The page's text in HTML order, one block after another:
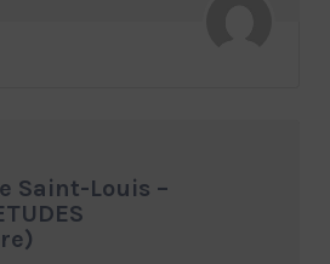
Saint-Louis –